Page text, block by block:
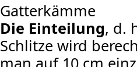
Gatterkämme
Die Einteilung, d.
Schlitze wird
man auf 10 cm